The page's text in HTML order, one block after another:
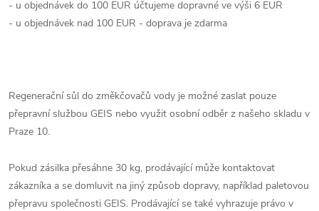
- u objednávek do 100 EUR účtujeme dopravné ve výši 6 EUR
- u objednávek nad 100 EUR - doprava je zdarma
Regenerační sůl do změkčovačů vody je možné zaslat pouze
přepravní službou GEIS nebo využit osobní odběr z našeho skladu v
Praze 10.
Pokud zásilka přesáhne 30 kg, prodávající může kontaktovat
zákazníka a se domluvit na jiný způsob dopravy, například paletovou
přepravu společnosti GEIS. Prodávající se také vyhrazuje právo v